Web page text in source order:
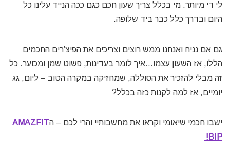
לי די מיותר. מי בכלל צריך שעון חכם כגם ככה הנייד עלינו כל
היום ובדרך כלל כבר ביד שלופה.
גם אם נניח ואנחנו ממש רוצים וצריכים את הפיצ’רים החכמים
הללו, אז השעון עצמו…איך לומר בעדינות, פשוט שמן ומכוער. כל
זה מבלי להזכיר את הסוללה, שמחזיקה במקרה הטוב – ליום, גג
יומיים, אז למה לקנות כזה בכלל?
ישבו חכמי שיאומי וקראו את מחשבותיי והרי לכם – הAMAZFIT
BIP!